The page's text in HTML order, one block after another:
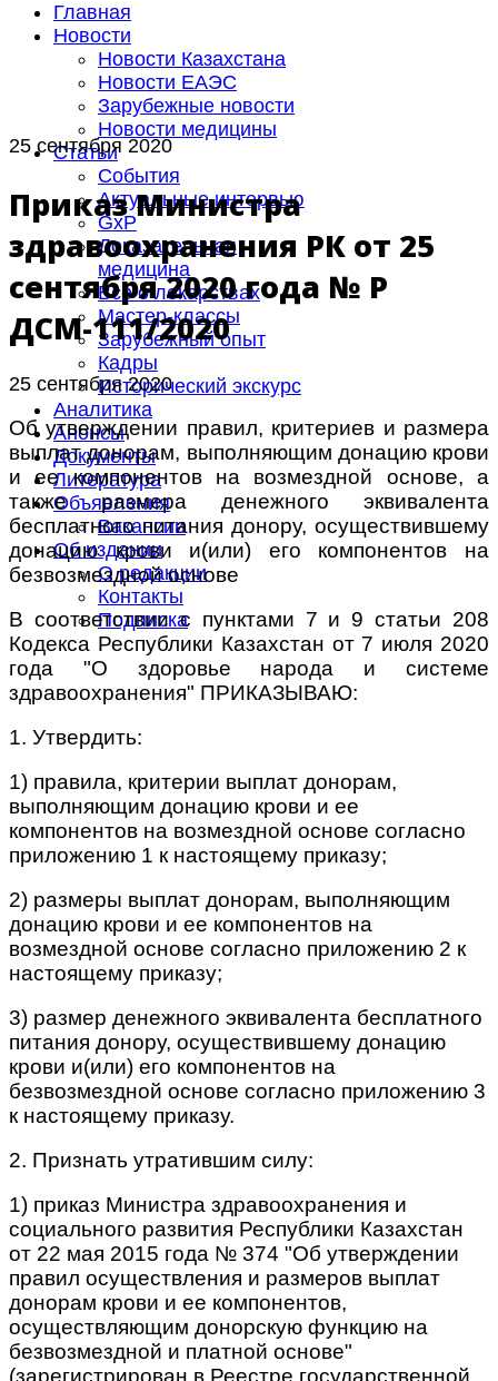
Главная
Новости
Новости Казахстана
Новости ЕАЭС
Зарубежные новости
Новости медицины
Статьи
События
Актуальные интервью
GxP
Доказательная
медицина
Все о лекарствах
Мастер-классы
Зарубежный опыт
Кадры
Исторический экскурс
Аналитика
Анонсы
Документы
Литература
Объявления
Вакансии
Об издании
О редакции
Контакты
Подписка
25 сентября 2020
Приказ Министра
здравоохранения РК от 25
сентября 2020 года № ҚР
ДСМ-111/2020
25 сентября 2020
Об утверждении правил, критериев и размера
выплат донорам, выполняющим донацию крови
и ее компонентов на возмездной основе, а
также размера денежного эквивалента
бесплатного питания донору, осуществившему
донацию крови и(или) его компонентов на
безвозмездной основе
В соответствии с пунктами 7 и 9 статьи 208
Кодекса Республики Казахстан от 7 июля 2020
года "О здоровье народа и системе
здравоохранения" ПРИКАЗЫВАЮ:
1. Утвердить:
1) правила, критерии выплат донорам,
выполняющим донацию крови и ее
компонентов на возмездной основе согласно
приложению 1 к настоящему приказу;
2) размеры выплат донорам, выполняющим
донацию крови и ее компонентов на
возмездной основе согласно приложению 2 к
настоящему приказу;
3) размер денежного эквивалента бесплатного
питания донору, осуществившему донацию
крови и(или) его компонентов на
безвозмездной основе согласно приложению 3
к настоящему приказу.
2. Признать утратившим силу:
1) приказ Министра здравоохранения и
социального развития Республики Казахстан
от 22 мая 2015 года № 374 "Об утверждении
правил осуществления и размеров выплат
донорам крови и ее компонентов,
осуществляющим донорскую функцию на
безвозмездной и платной основе"
(зарегистрирован в Реестре государственной